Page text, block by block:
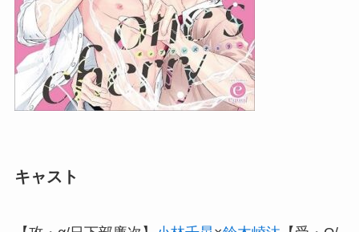
キャスト